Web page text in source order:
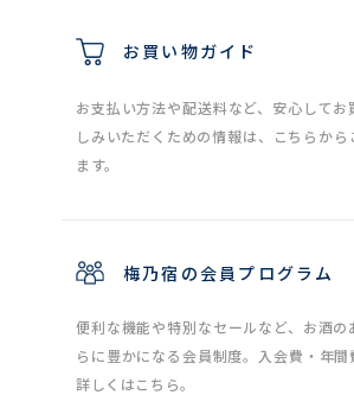
お買い物ガイド
お支払い方法や配送料など、安心してお
しみいただくための情報は、こちらから
ます。
梅乃宿の会員プログラム
便利な機能や特別なセールなど、お酒の
らに豊かになる会員制度。入会費・年間
詳しくはこちら。